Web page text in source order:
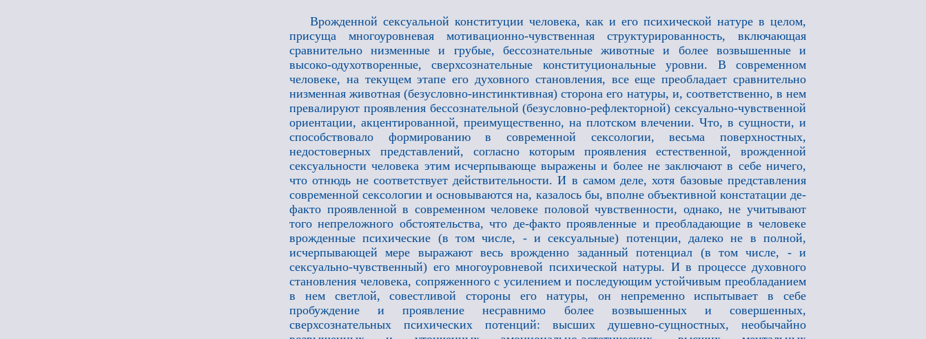
Врожденной сексуальной конституции человека, как и его психической натуре в целом,
присуща многоуровневая мотивационно-чувственная структурированность, включающая
сравнительно низменные и грубые, бессознательные животные и более возвышенные и
высоко-одухотворенные, сверхсознательные конституциональные уровни. В современном
человеке, на текущем этапе его духовного становления, все еще преобладает сравнительно
низменная животная (безусловно-инстинктивная) сторона его натуры, и, соответственно, в нем
превалируют проявления бессознательной (безусловно-рефлекторной) сексуально-чувственной
ориентации, акцентированной, преимущественно, на плотском влечении. Что, в сущности, и
способствовало формированию в современной сексологии, весьма поверхностных,
недостоверных представлений, согласно которым проявления естественной, врожденной
сексуальности человека этим исчерпывающе выражены и более не заключают в себе ничего,
что отнюдь не соответствует действительности. И в самом деле, хотя базовые представления
современной сексологии и основываются на, казалось бы, вполне объективной констатации де-
факто проявленной в современном человеке половой чувственности, однако, не учитывают
того непреложного обстоятельства, что де-факто проявленные и преобладающие в человеке
врожденные психические (в том числе, - и сексуальные) потенции, далеко не в полной,
исчерпывающей мере выражают весь врожденно заданный потенциал (в том числе, - и
сексуально-чувственный) его многоуровневой психической натуры. И в процессе духовного
становления человека, сопряженного с усилением и последующим устойчивым преобладанием
в нем светлой, совестливой стороны его натуры, он непременно испытывает в себе
пробуждение и проявление несравнимо более возвышенных и совершенных,
сверхсознательных психических потенций: высших душевно-сущностных, необычайно